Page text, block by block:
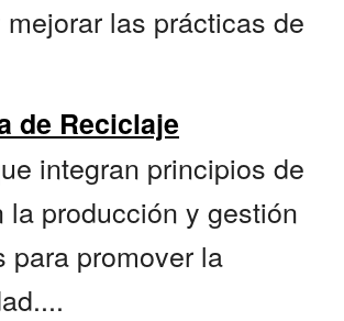
las prácticas de
de Reciclaje
integran principios de
la producción y gestión
para promover la